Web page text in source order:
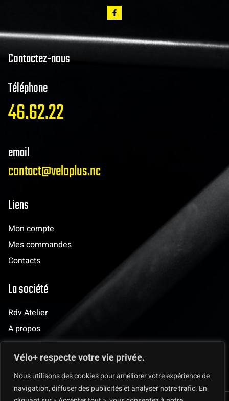
Vélo+ respecte votre vie privée.
Nous utilisons des cookies pour améliorer votre expérience de
navigation, diffuser des publicités et analyser notre trafic. En
Contactez-nous
Téléphone
46.62.22
email
contact@veloplus.nc
Liens
Mon compte
Mes commandes
Contacts
La société
Rdv Atelier
A propos
Evènements
Les clubs